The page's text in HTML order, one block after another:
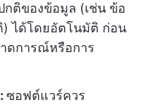
กติของข้อมูล (เช่น ข้อ
) ได้โดยอัตโนมัติ ก่อน
ดการณ์หรือการ
ซอฟต์แวร์ควร